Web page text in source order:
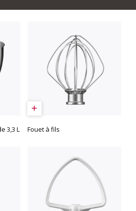
3,3 L Fouet à fils